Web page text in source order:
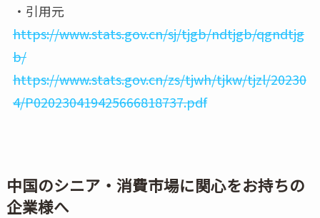
・引用元
https://www.stats.gov.cn/sj/tjgb/ndtjgb/qgndtjg
b/
https://www.stats.gov.cn/zs/tjwh/tjkw/tjzl/20230
4/P020230419425666818737.pdf
中国のシニア・消費市場に関心をお持ちの
企業様へ